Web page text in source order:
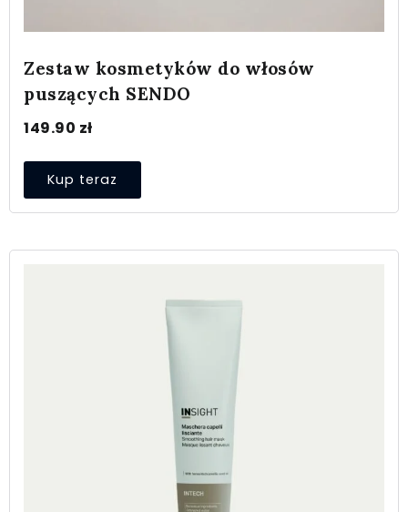
Zestaw kosmetyków do włosów
puszących SENDO
149.90 zł
Kup teraz